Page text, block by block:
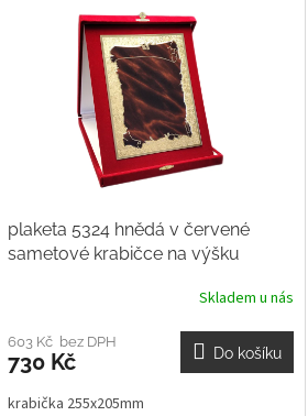
plaketa 5324 hnědá v červené
sametové krabičce na výšku
Skladem u nás
603 Kč bez DPH
730 Kč Do košíku
krabička 255x205mm